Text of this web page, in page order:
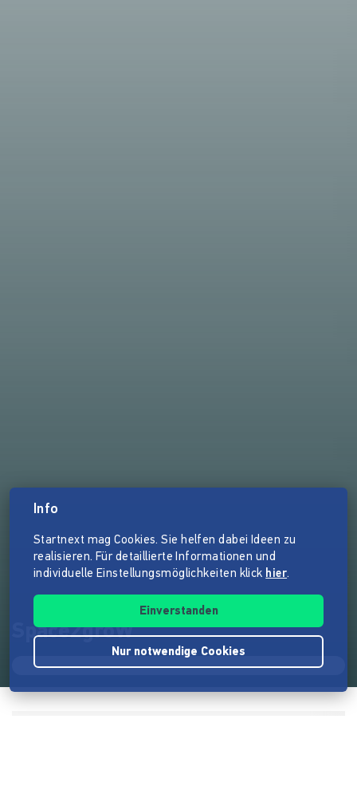
Space2groW
Info
Startnext mag Cookies. Sie helfen dabei Ideen zu
realisieren. Für detaillierte Informationen und
individuelle Einstellungsmöglichkeiten klick hier.
Einverstanden
Nur notwendige Cookies